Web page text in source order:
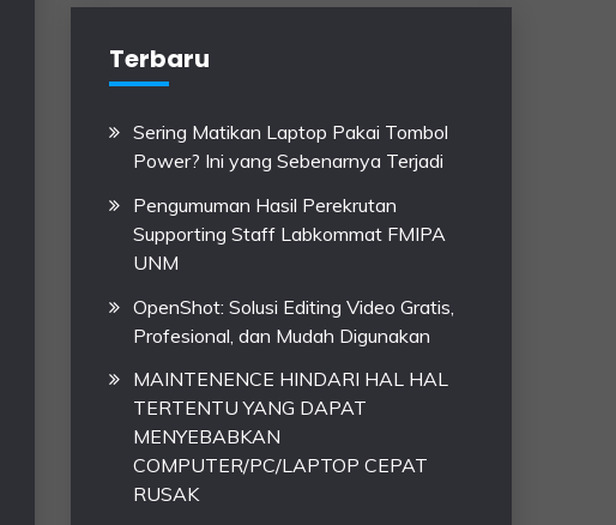
Terbaru
Sering Matikan Laptop Pakai Tombol
Power? Ini yang Sebenarnya Terjadi
Pengumuman Hasil Perekrutan
Supporting Staff Labkommat FMIPA
UNM
OpenShot: Solusi Editing Video Gratis,
Profesional, dan Mudah Digunakan
MAINTENENCE HINDARI HAL HAL
TERTENTU YANG DAPAT
MENYEBABKAN
COMPUTER/PC/LAPTOP CEPAT
RUSAK